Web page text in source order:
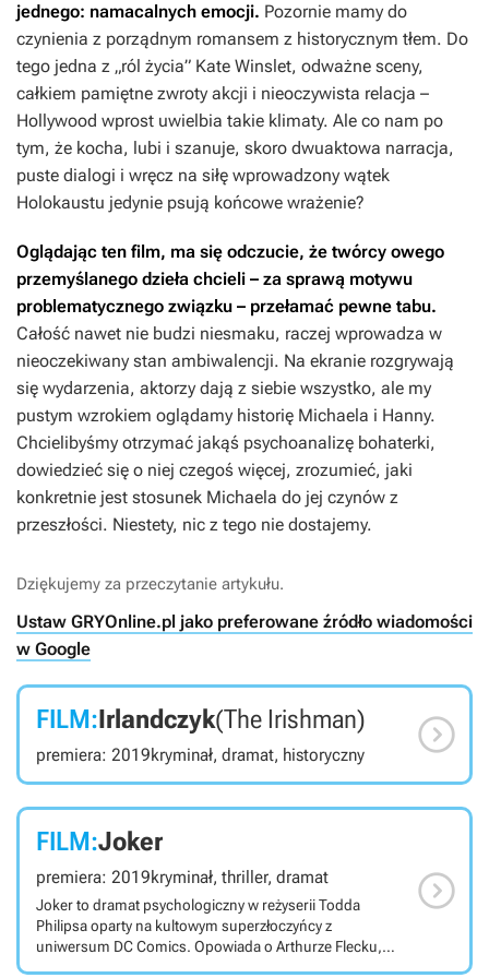
jednego: namacalnych emocji. Pozornie mamy do
czynienia z porządnym romansem z historycznym tłem. Do
tego jedna z „ról życia” Kate Winslet, odważne sceny,
całkiem pamiętne zwroty akcji i nieoczywista relacja –
Hollywood wprost uwielbia takie klimaty. Ale co nam po
tym, że kocha, lubi i szanuje, skoro dwuaktowa narracja,
puste dialogi i wręcz na siłę wprowadzony wątek
Holokaustu jedynie psują końcowe wrażenie?
Oglądając ten film, ma się odczucie, że twórcy owego
przemyślanego dzieła chcieli – za sprawą motywu
problematycznego związku – przełamać pewne tabu.
Całość nawet nie budzi niesmaku, raczej wprowadza w
nieoczekiwany stan ambiwalencji. Na ekranie rozgrywają
się wydarzenia, aktorzy dają z siebie wszystko, ale my
pustym wzrokiem oglądamy historię Michaela i Hanny.
Chcielibyśmy otrzymać jakąś psychoanalizę bohaterki,
dowiedzieć się o niej czegoś więcej, zrozumieć, jaki
konkretnie jest stosunek Michaela do jej czynów z
przeszłości. Niestety, nic z tego nie dostajemy.
Dziękujemy za przeczytanie artykułu.
Ustaw GRYOnline.pl jako preferowane źródło wiadomości
w Google
FILM:Irlandczyk(The Irishman)
premiera: 2019kryminał, dramat, historyczny 
FILM:Joker
premiera: 2019kryminał, thriller, dramat
Joker to dramat psychologiczny w reżyserii Todda
Philipsa oparty na kultowym superzłoczyńcy z
uniwersum DC Comics. Opowiada o Arthurze Flecku,
psychicznie chorym komiku z Gotham City powoli
